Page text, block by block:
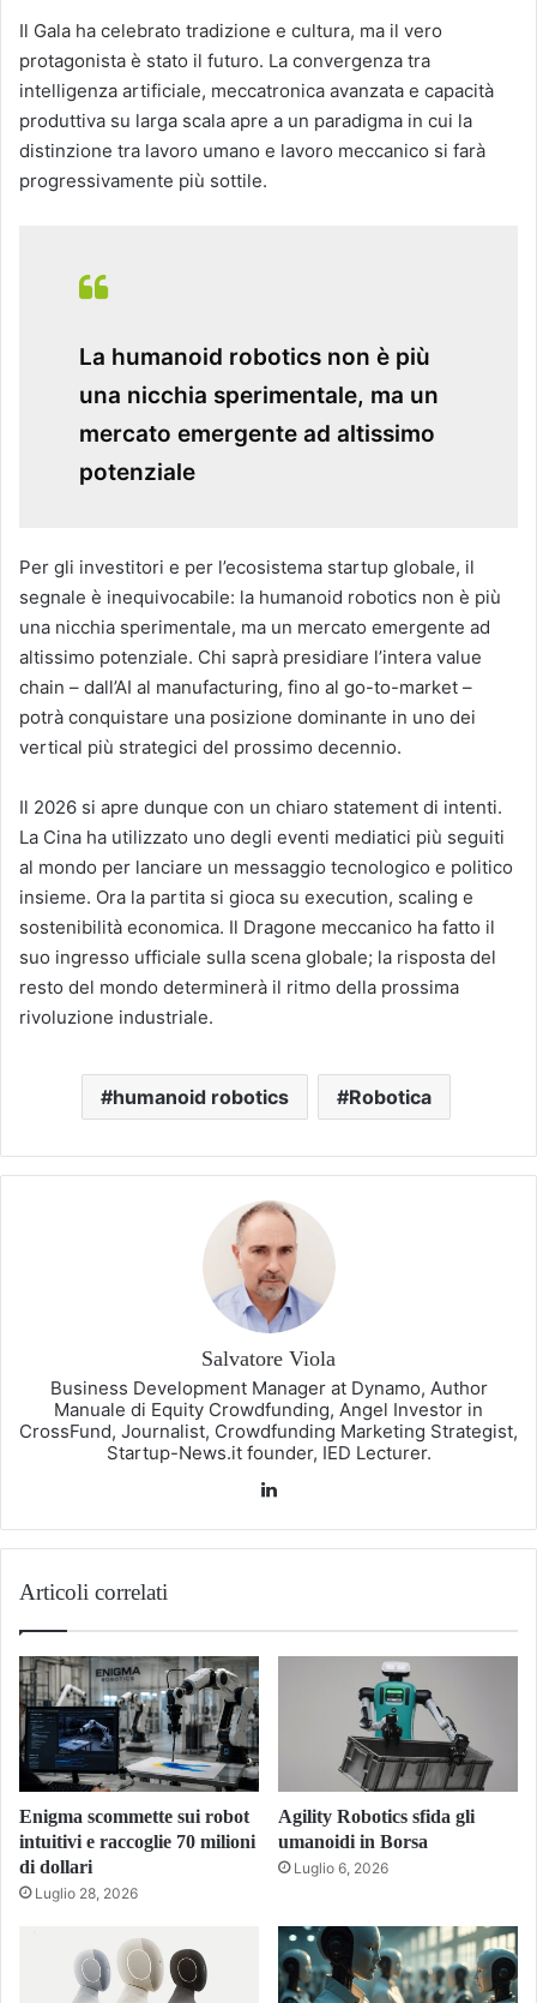
Il Gala ha celebrato tradizione e cultura, ma il vero
protagonista è stato il futuro. La convergenza tra
intelligenza artificiale, meccatronica avanzata e capacità
produttiva su larga scala apre a un paradigma in cui la
distinzione tra lavoro umano e lavoro meccanico si farà
progressivamente più sottile.
La humanoid robotics non è più
una nicchia sperimentale, ma un
mercato emergente ad altissimo
potenziale
Per gli investitori e per l’ecosistema startup globale, il
segnale è inequivocabile: la humanoid robotics non è più
una nicchia sperimentale, ma un mercato emergente ad
altissimo potenziale. Chi saprà presidiare l’intera value
chain – dall’AI al manufacturing, fino al go-to-market –
potrà conquistare una posizione dominante in uno dei
vertical più strategici del prossimo decennio.
Il 2026 si apre dunque con un chiaro statement di intenti.
La Cina ha utilizzato uno degli eventi mediatici più seguiti
al mondo per lanciare un messaggio tecnologico e politico
insieme. Ora la partita si gioca su execution, scaling e
sostenibilità economica. Il Dragone meccanico ha fatto il
suo ingresso ufficiale sulla scena globale; la risposta del
resto del mondo determinerà il ritmo della prossima
rivoluzione industriale.
humanoid robotics Robotica
Salvatore Viola
Business Development Manager at Dynamo, Author
Manuale di Equity Crowdfunding, Angel Investor in
CrossFund, Journalist, Crowdfunding Marketing Strategist,
Startup-News.it founder, IED Lecturer.
Articoli correlati
Enigma scommette sui robot
intuitivi e raccoglie 70 milioni
di dollari
Luglio 28, 2026
Agility Robotics sfida gli
umanoidi in Borsa
Luglio 6, 2026